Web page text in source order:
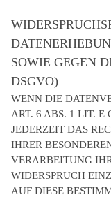
SOWIE GEGEN
DSGVO)
WENN DIE
ART. 6 ABS. 1 LIT. E
JEDERZEIT DAS
IHRER
VERARBEITUNG
WIDERSPRUCH
AUF DIESE